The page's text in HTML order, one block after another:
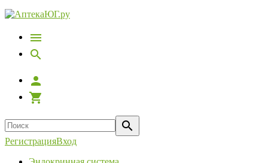
РегистрацияВход